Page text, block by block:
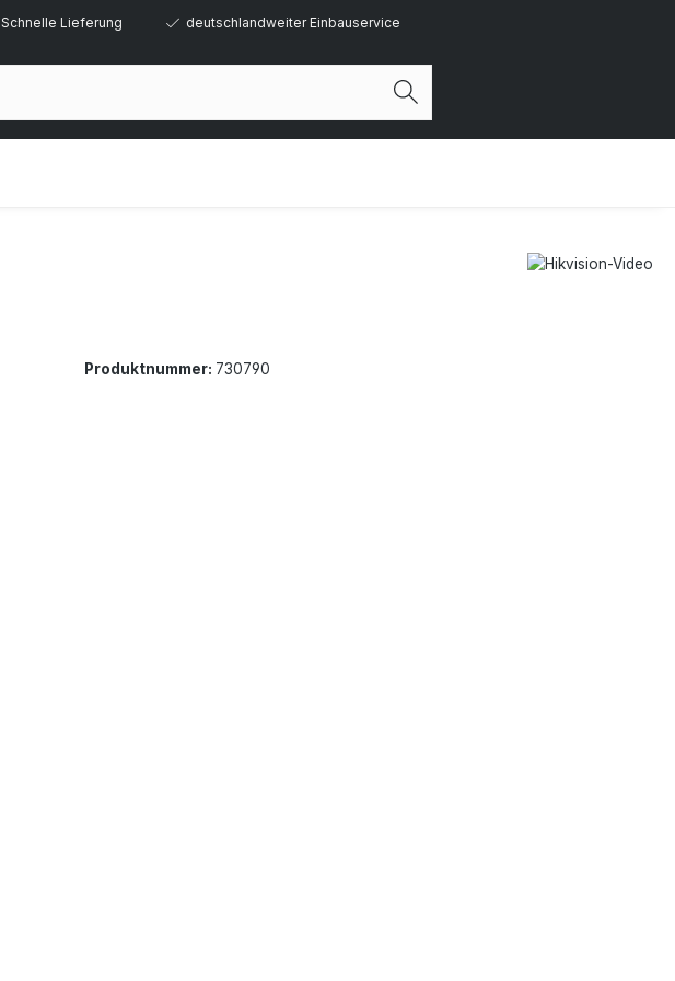
Schnelle Lieferung deutschlandweiter Einbauservice
Produktnummer: 730790